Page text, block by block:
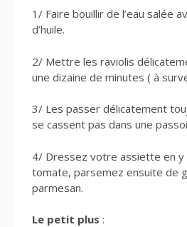
1/ Faire bouillir de l’eau salée
d’huile.
2/ Mettre les raviolis
une dizaine de minutes ( à
3/ Les passer délicatement
se cassent pas dans une
4/ Dressez votre assiette en y
tomate, parsemez ensuite de
parmesan.
Le petit plus :